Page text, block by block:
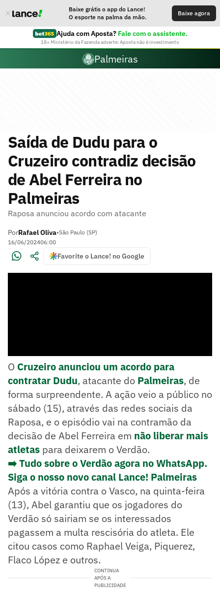
Baixe grátis o app do Lance!
O esporte na palma da mão.
Baixe agora
Ajuda com Aposta? Fale com o assistente.
18+ Ministério da Fazenda adverte: Aposta não é investimento
Palmeiras
Saída de Dudu para o
Cruzeiro contradiz decisão
de Abel Ferreira no
Palmeiras
Raposa anunciou acordo com atacante
PorRafael Oliva•São Paulo (SP)
16/06/202406:00
Favorite o Lance! no Google
O Cruzeiro anunciou um acordo para
contratar Dudu, atacante do Palmeiras, de
forma surpreendente. A ação veio a público no
sábado (15), através das redes sociais da
Raposa, e o episódio vai na contramão da
decisão de Abel Ferreira em não liberar mais
atletas para deixarem o Verdão.
➡️ Tudo sobre o Verdão agora no WhatsApp.
Siga o nosso novo canal Lance! Palmeiras
Após a vitória contra o Vasco, na quinta-feira
(13), Abel garantiu que os jogadores do
Verdão só sairiam se os interessados
pagassem a multa rescisória do atleta. Ele
citou casos como Raphael Veiga, Piquerez,
Flaco López e outros.
CONTINUA
APÓS A
PUBLICIDADE